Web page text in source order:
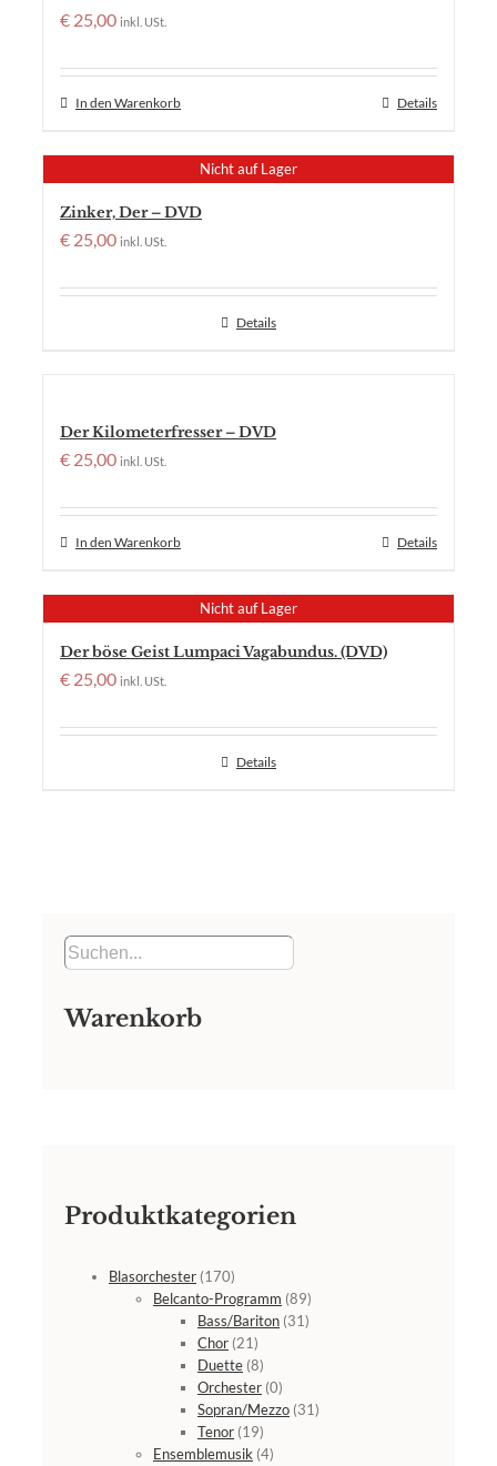
€ 25,00 inkl. USt.
In den Warenkorb Details
Nicht auf Lager
Zinker, Der – DVD
€ 25,00 inkl. USt.
Details
Der Kilometerfresser – DVD
€ 25,00 inkl. USt.
In den Warenkorb Details
Nicht auf Lager
Der böse Geist Lumpaci Vagabundus. (DVD)
€ 25,00 inkl. USt.
Details
Produktkategorien
Blasorchester (170)
Belcanto-Programm (89)
Bass/Bariton (31)
Chor (21)
Duette (8)
Orchester (0)
Sopran/Mezzo (31)
Tenor (19)
Ensemblemusik (4)
Warenkorb